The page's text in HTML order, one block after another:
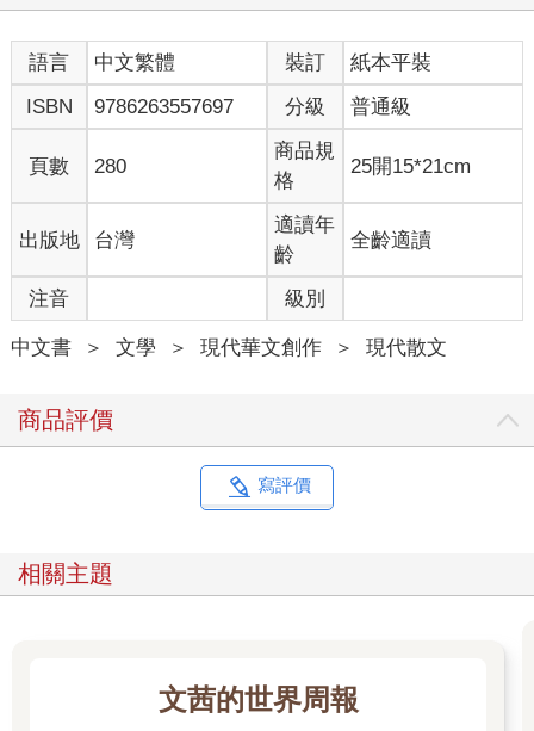
暖，暖不了黑夜長長……
歌名叫做〈冷冷的夏〉。他一直沒問過那個一口齙牙的男生，是
因為這個歌詞嗎？還是因為她的歌聲？為什麼永遠都是這一首？
更奇怪的是，其他人也都沒有抱怨，常常十幾個男生就一邊改著
作業，整晚一起聽著同樣一首歌。好似他們來到這個鄉下中學相
遇共事，都有著不想明說的理由。
夏天過去了。
秋高氣爽的台中（當年沒有火力發電廠），是全台氣候最宜人的
城市。也沒有太多的高樓與重劃區，於是占地寬敞的庭園咖啡店
開始流行，成了城市特色，一種台北人難以想像的空間奢侈。
初一的小男生們，換季後的新制服是西裝外套加領帶，一個個成
了小紳士模樣。男生班通常都是數學強過英文，他帶的這一班也
真奇怪，月考英文成績竟經常比女生班還好。
別班老師來監考，事後像發現了新大陸似地跑來跟他說：你們班
偶有回台北的時候，週六傍晚到，第二天吃完晚飯就走，去台北
夜裡行車，在熄燈的車廂內，他戴起隨身聽耳機，看著車窗外高
速公路上一盞盞橙黃路燈沿途快速被拋飛，像是來不及跟他說聲
出版社老闆說，賣完了，還要再印嗎？老闆為此很苦惱：再印個
五百本，你就把版權拿回去吧，打字稿都送你不要錢。金石堂每
那間剛因出版了《海水正藍》而異軍突起的新出版社，要編一本
校園作家小說合集，打算收入他短篇集子中的一篇〈最後一次初
語言 中文繁體 裝訂
紙本平裝
ISBN
9786263557697 分級 普通級
頁數 280
商品規
格
25開15*21cm
出版地 台灣
適讀年
齡
全齡適讀
注音 級別
中文書 ＞ 文學 ＞ 現代華文創作 ＞ 現代散文
商品評價
寫評價
相關主題
文茜的世界周報